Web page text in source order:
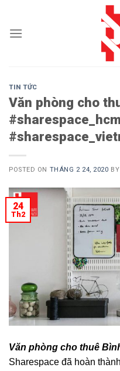
content
TIN TỨC
Văn phòng cho
#sharespace_hcm
POSTED ON THÁNG 2 24, 2020 BY
24
Th2
Văn phòng cho thuê
Sharespace đã hoàn